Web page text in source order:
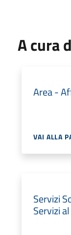
A cura
Area -
VAI ALLA
Servizi
Servizi